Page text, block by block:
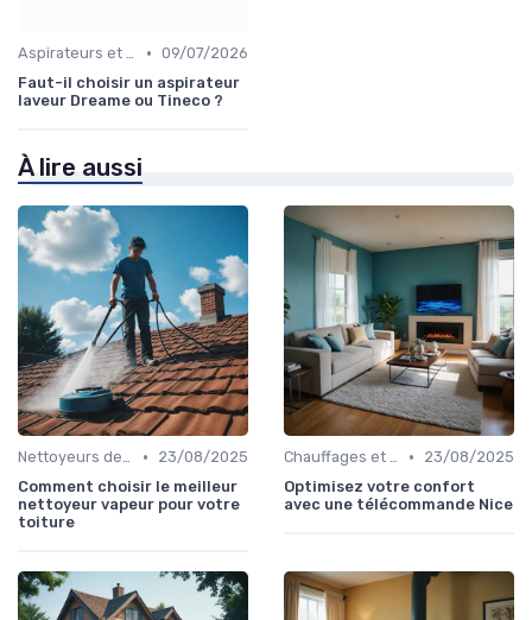
Aspirateurs et Nettoyeurs • 09/07/2026
Faut-il choisir un aspirateur
laveur Dreame ou Tineco ?
À lire aussi
Nettoyeurs de Vitres et Vapeur •
23/08/2025
Comment choisir le meilleur
nettoyeur vapeur pour votre
toiture
Chauffages et Climatiseurs •
23/08/2025
Optimisez votre confort
avec une télécommande Nice